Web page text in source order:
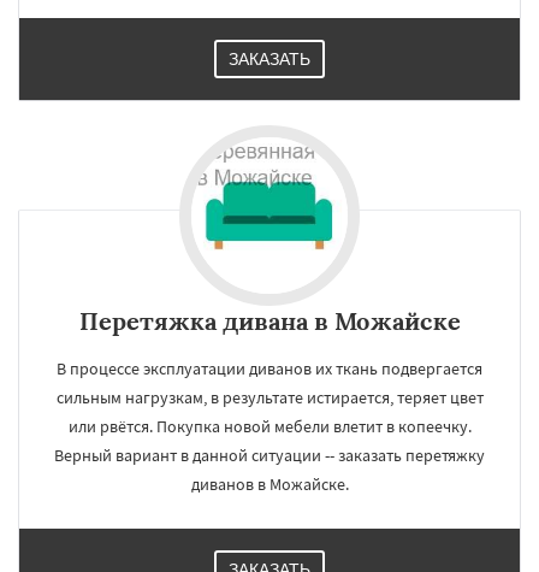
ЗАКАЗАТЬ
Перетяжка дивана в Можайске
В процессе эксплуатации диванов их ткань подвергается
сильным нагрузкам, в результате истирается, теряет цвет
или рвётся. Покупка новой мебели влетит в копеечку.
Верный вариант в данной ситуации -- заказать перетяжку
диванов в Можайске.